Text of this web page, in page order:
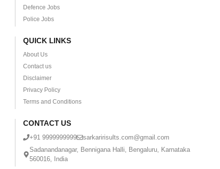
Defence Jobs
Police Jobs
QUICK LINKS
About Us
Contact us
Disclaimer
Privacy Policy
Terms and Conditions
CONTACT US
+91 9999999999
sarkaririsults.com@gmail.com
Sadanandanagar, Bennigana Halli, Bengaluru, Karnataka
560016, India